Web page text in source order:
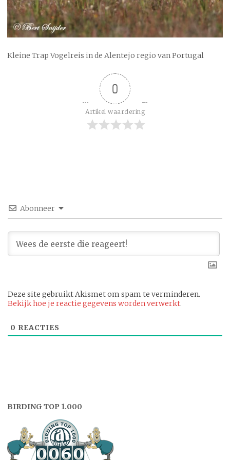
Kleine Trap Vogelreis in de Alentejo regio van Portugal
0
Artikel waardering
Abonneer
Deze site gebruikt Akismet om spam te verminderen.
Bekijk hoe je reactie gegevens worden verwerkt.
0 REACTIES
BIRDING TOP 1.000